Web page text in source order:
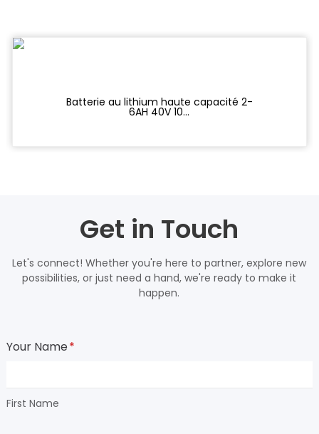
Batterie au lithium haute capacité 2-
6AH 40V 10...
Get in Touch
Let's connect! Whether you're here to partner, explore new
possibilities, or just need a hand, we're ready to make it
happen.
Your Name*
First Name